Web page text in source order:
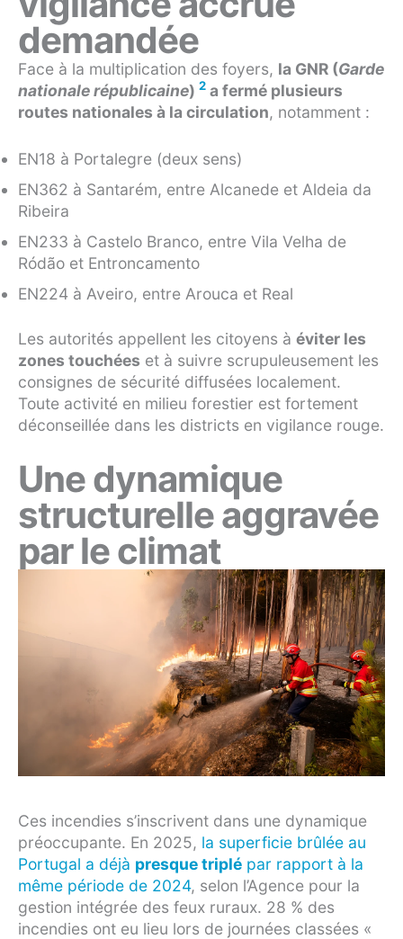
demandée
Face à la multiplication des foyers, la GNR (Garde
nationale républicaine) 2 a fermé plusieurs
routes nationales à la circulation, notamment :
EN18 à Portalegre (deux sens)
EN362 à Santarém, entre Alcanede et Aldeia da
Ribeira
EN233 à Castelo Branco, entre Vila Velha de
Ródão et Entroncamento
EN224 à Aveiro, entre Arouca et Real
Les autorités appellent les citoyens à éviter les
zones touchées et à suivre scrupuleusement les
consignes de sécurité diffusées localement.
Toute activité en milieu forestier est fortement
déconseillée dans les districts en vigilance rouge.
Une dynamique
structurelle aggravée
par le climat
Ces incendies s’inscrivent dans une dynamique
préoccupante. En 2025, la superficie brûlée au
Portugal a déjà presque triplé par rapport à la
même période de 2024, selon l’Agence pour la
gestion intégrée des feux ruraux. 28 % des
incendies ont eu lieu lors de journées classées «